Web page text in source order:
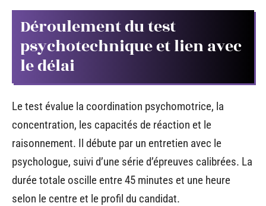
Déroulement du test
psychotechnique et lien avec
le délai
Le test évalue la coordination psychomotrice, la
concentration, les capacités de réaction et le
raisonnement. Il débute par un entretien avec le
psychologue, suivi d’une série d’épreuves calibrées. La
durée totale oscille entre 45 minutes et une heure
selon le centre et le profil du candidat.